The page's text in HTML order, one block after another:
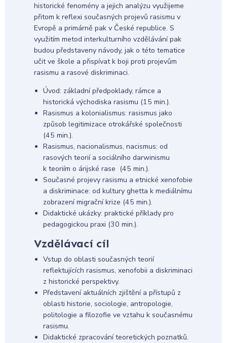
historické fenomény a jejich analýzu využijeme
přitom k reflexi současných projevů rasismu v
Evropě a primárně pak v České republice. S
využitím metod interkulturního vzdělávání pak
budou představeny návody, jak o této tematice
učit ve škole a přispívat k boji proti projevům
rasismu a rasové diskriminaci.
Úvod: základní předpoklady, rámce a
historická východiska rasismu (15 min.).
Rasismus a kolonialismus: rasismus jako
způsob legitimizace otrokářské společnosti
(45 min.).
Rasismus, nacionalismus, nacismus: od
rasových teorií a sociálního darwinismu
k teoriím o árijské rase (45 min.).
Současné projevy rasismu a etnické xenofobie
a diskriminace: od kultury ghetta k mediálnímu
zobrazení migrační krize (45 min.).
Didaktické ukázky: praktické příklady pro
pedagogickou praxi (30 min.).
Vzdělávací cíl
Vstup do oblasti současných teorií
reflektujících rasismus, xenofobii a diskriminaci
z historické perspektivy.
Představení aktuálních zjištění a přístupů z
oblasti historie, sociologie, antropologie,
politologie a filozofie ve vztahu k současnému
rasismu.
Didaktické zpracování teoretických poznatků.